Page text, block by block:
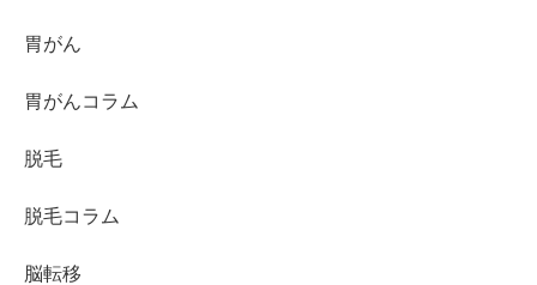
胃がん
胃がんコラム
脱毛
脱毛コラム
脳転移